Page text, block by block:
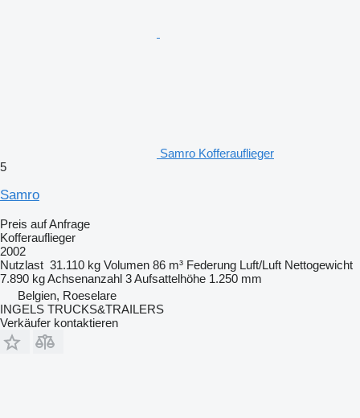
Samro Kofferauflieger
5
Samro
Preis auf Anfrage
Kofferauflieger
2002
Nutzlast 31.110 kg Volumen 86 m³ Federung Luft/Luft Nettogewicht
7.890 kgAchsenanzahl 3Aufsattelhöhe 1.250 mm
Belgien, Roeselare
INGELS TRUCKS&TRAILERS
Verkäufer kontaktieren